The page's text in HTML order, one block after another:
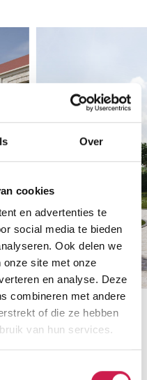
Over
cookies
en advertenties te
social media te bieden
Ook delen we
onze site met onze
en analyse. Deze
combineren met andere
of die ze hebben
van hun services.